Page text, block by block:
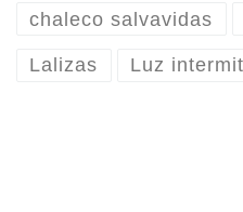
chaleco salvavidas
Lalizas Luz